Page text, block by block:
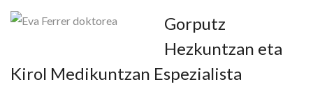
Gorputz
Hezkuntzan eta
Kirol Medikuntzan Espezialista